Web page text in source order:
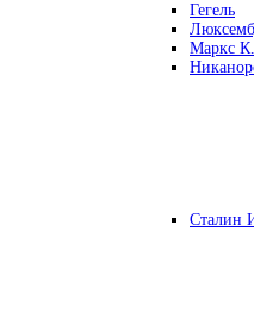
Гегель
Маркс К.
Сталин